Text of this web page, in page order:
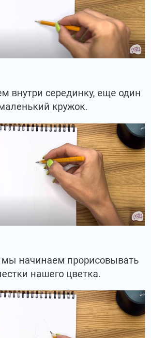
внутри серединку, еще один
кружок.
мы начинаем прорисовывать
нашего цветка.